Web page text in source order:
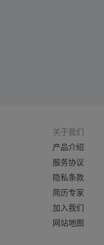
关于我们
产品介绍
服务协议
隐私条款
简历专家
加入我们
网站地图